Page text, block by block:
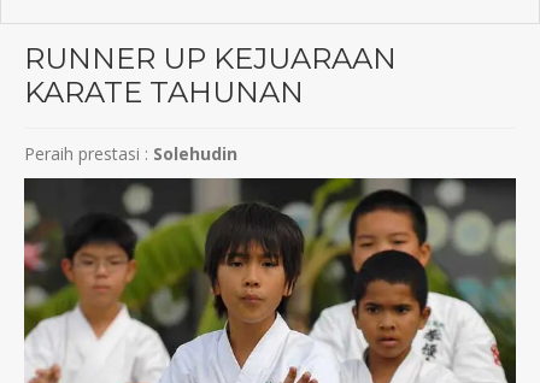
RUNNER UP KEJUARAAN
KARATE TAHUNAN
Peraih prestasi : Solehudin